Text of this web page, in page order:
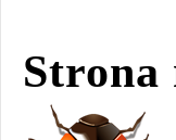
Strona